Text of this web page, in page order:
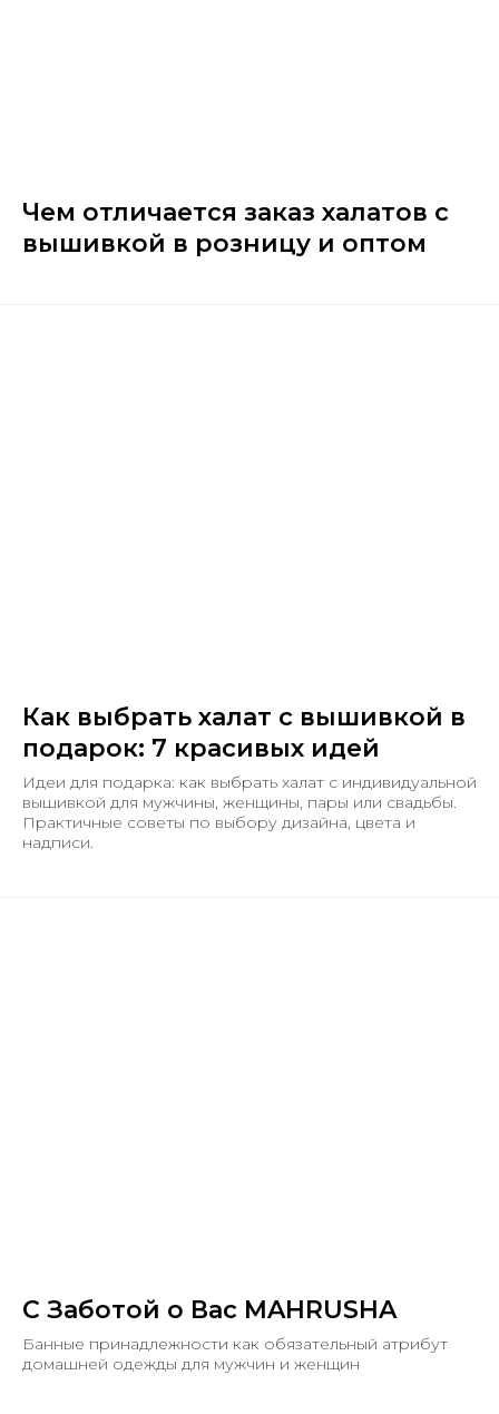
Чем отличается заказ халатов с
вышивкой в розницу и оптом
Как выбрать халат с вышивкой в
подарок: 7 красивых идей
Идеи для подарка: как выбрать халат с индивидуальной
вышивкой для мужчины, женщины, пары или свадьбы.
Практичные советы по выбору дизайна, цвета и
надписи.
С Заботой о Вас MAHRUSHA
Банные принадлежности как обязательный атрибут
домашней одежды для мужчин и женщин